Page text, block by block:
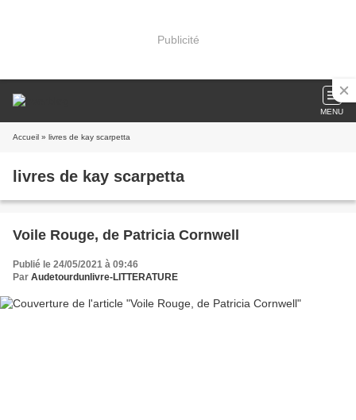
Publicité
MENU
Accueil » livres de kay scarpetta
livres de kay scarpetta
Voile Rouge, de Patricia Cornwell
Publié le 24/05/2021 à 09:46
Par Audetourdunlivre-LITTERATURE